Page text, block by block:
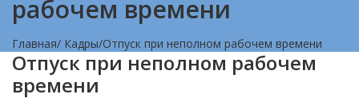
рабочем времени
Главная/ Кадры/Отпуск при неполном рабочем времени
Отпуск при неполном рабочем
времени